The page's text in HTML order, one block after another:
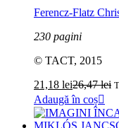
Ferencz-Flatz
230 pagini
© TACT, 2015
21,18 lei26,47lei
Adaugă în coș